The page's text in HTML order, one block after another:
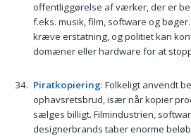
offentliggørelse af værker, der er
f.eks. musik, film, software og
kræve erstatning, og politiet kan
domæner eller hardware for at
Piratkopiering: Folkeligt anvendt
ophavsretsbrud, især når kopier
sælges billigt. Filmindustrien,
designerbrands taber enorme